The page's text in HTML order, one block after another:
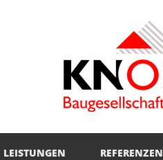
LEISTUNGEN REFERENZEN